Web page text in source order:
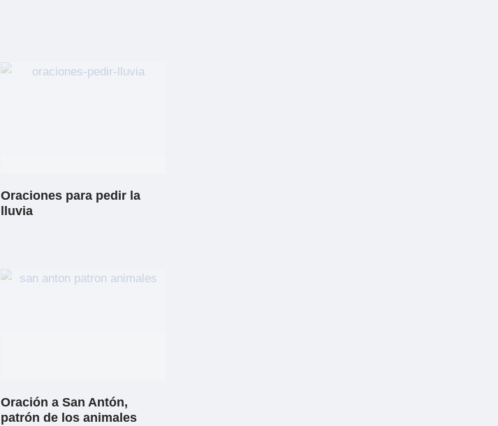
Oraciones para pedir la
lluvia
Oración a San Antón,
patrón de los animales